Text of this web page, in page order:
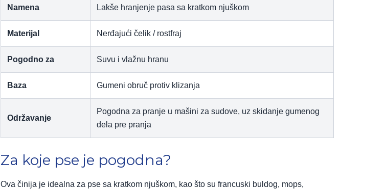
Namena Lakše hranjenje pasa sa kratkom njuškom
Materijal Nerđajući čelik / rostfraj
Pogodno za Suvu i vlažnu hranu
Baza Gumeni obruč protiv klizanja
Održavanje
Pogodna za pranje u mašini za sudove, uz skidanje gumenog
dela pre pranja
Za koje pse je pogodna?
Ova činija je idealna za pse sa kratkom njuškom, kao što su francuski buldog, mops,